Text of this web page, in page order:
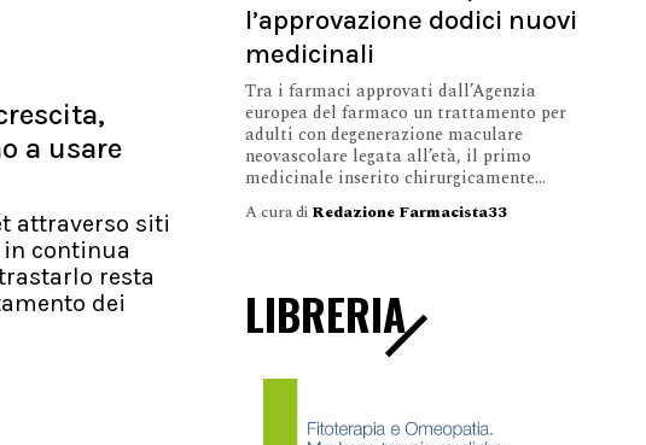
a usare
attraverso siti
continua
resta
dei
l’approvazione dodici nuovi
medicinali
Tra i farmaci approvati dall’Agenzia
europea del farmaco un trattamento per
adulti con degenerazione maculare
neovascolare legata all’età, il primo
medicinale inserito chirurgicamente...
A cura di Redazione Farmacista33
LIBRERIA